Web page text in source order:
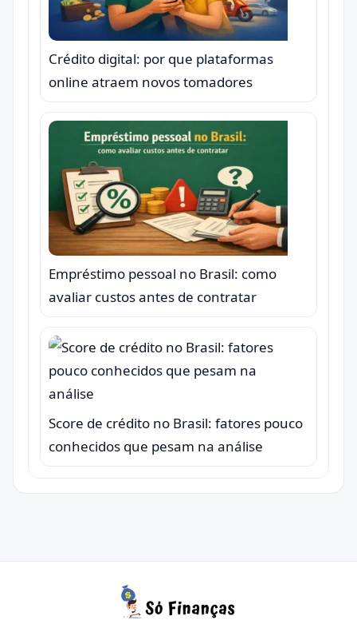
Crédito digital: por que plataformas
online atraem novos tomadores
Empréstimo pessoal no Brasil: como
avaliar custos antes de contratar
Score de crédito no Brasil: fatores pouco
conhecidos que pesam na análise